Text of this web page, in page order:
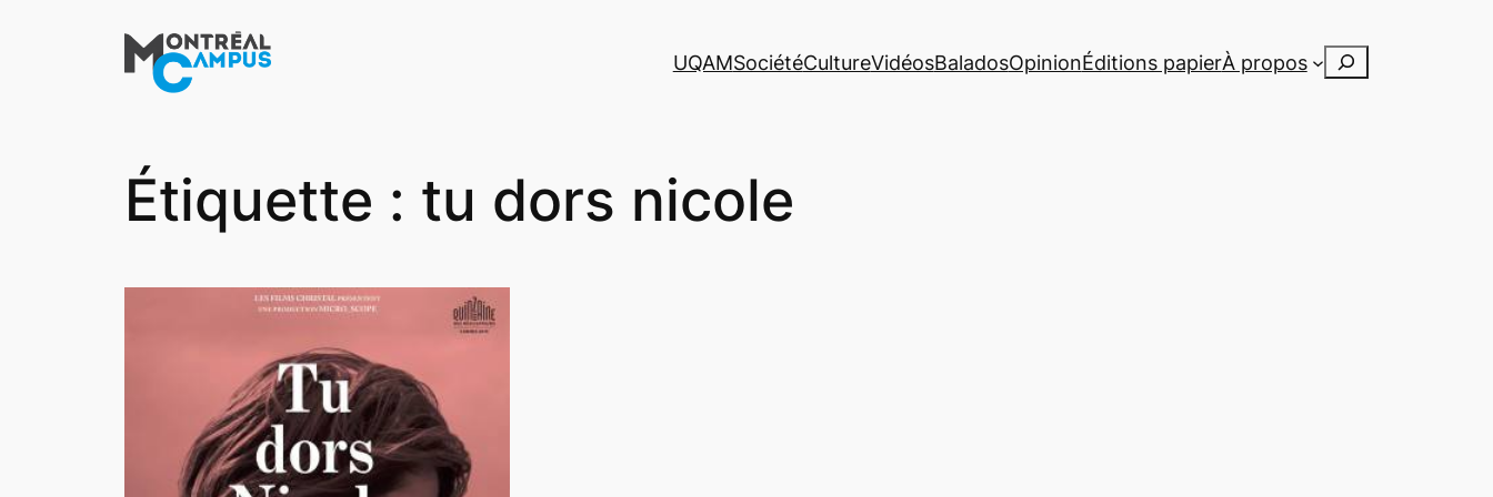
UQAMSociétéCultureVidéosBaladosOpinionÉditions papierÀ propos Rechercher
Étiquette : tu dors nicole